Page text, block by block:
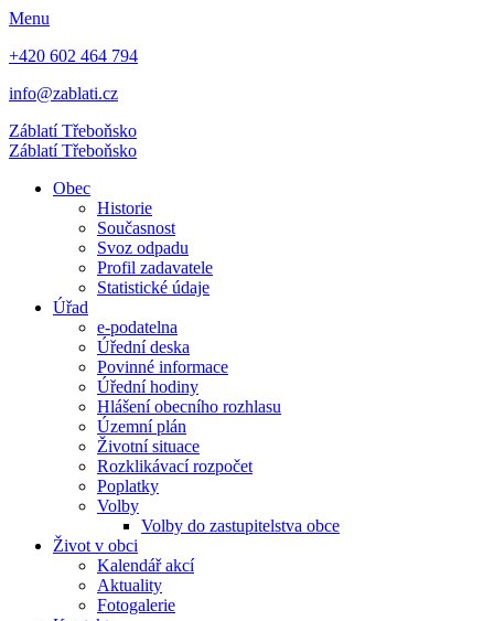
Menu
+420 602 464 794
info@zablati.cz
ZáblatíTřeboňsko
ZáblatíTřeboňsko
Obec
Historie
Současnost
Svoz odpadu
Profil zadavatele
Statistické údaje
Úřad
e-podatelna
Úřední deska
Povinné informace
Úřední hodiny
Hlášení obecního rozhlasu
Územní plán
Životní situace
Rozklikávací rozpočet
Poplatky
Volby
Volby do zastupitelstva obce
Život v obci
Kalendář akcí
Aktuality
Fotogalerie